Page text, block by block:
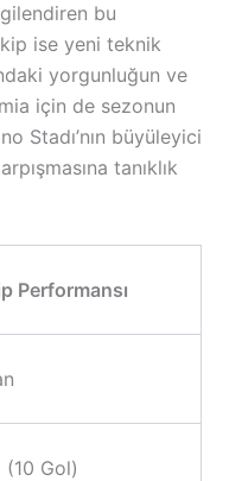
bu
ise yeni teknik
yorgunluğun ve
için de sezonun
Stadı’nın büyüleyici
tanıklık
Performansı
Gol)